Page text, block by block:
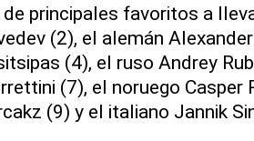
principales favoritos a
(2), el alemán
(4), el ruso Andrey
(7), el noruego Casper
(9) y el italiano Jannik